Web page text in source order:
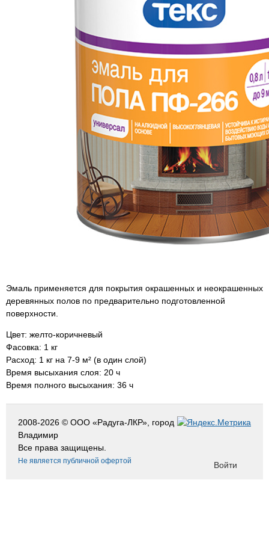
Эмаль применяется для покрытия окрашенных и неокрашенных
деревянных полов по предварительно подготовленной
поверхности.
Цвет: желто-коричневый
Фасовка: 1 кг
Расход: 1 кг на 7-9 м² (в один слой)
Время высыхания слоя: 20 ч
Время полного высыхания: 36 ч
2008-2026 © ООО «Радуга-ЛКР», город
Владимир
Все права защищены.
Не является публичной офертой Войти